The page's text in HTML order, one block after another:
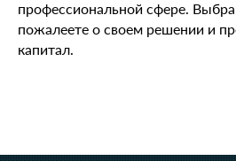
профессиональной сфере.
пожалеете о своем решении и
капитал.